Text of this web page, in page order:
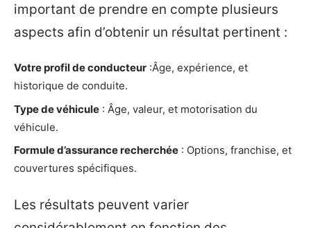
important de prendre en compte plusieurs
aspects afin d’obtenir un résultat pertinent :
Votre profil de conducteur :Âge, expérience, et
historique de conduite.
Type de véhicule : Âge, valeur, et motorisation du
véhicule.
Formule d’assurance recherchée : Options, franchise, et
couvertures spécifiques.
Les résultats peuvent varier